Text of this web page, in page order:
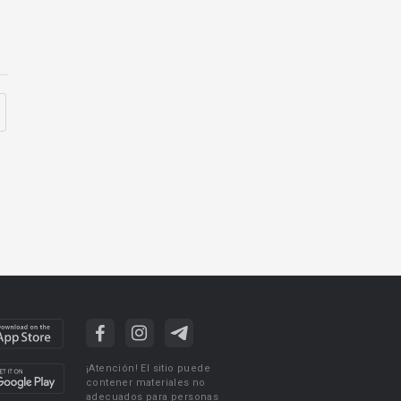
¡Atención! El sitio puede
contener materiales no
adecuados para personas